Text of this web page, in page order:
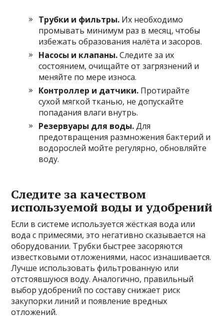
Трубки и фильтры. Их необходимо
промывать минимум раз в месяц, чтобы
избежать образования налёта и засоров.
Насосы и клапаны.Следите за их
состоянием, очищайте от загрязнений и
меняйте по мере износа.
Контроллер и датчики. Протирайте
сухой мягкой тканью, не допускайте
попадания влаги внутрь.
Резервуары для воды.Для
предотвращения размножения бактерий и
водорослей мойте регулярно, обновляйте
воду.
Следите за качеством
используемой воды и удобрений
Если в системе используется жёсткая вода или
вода с примесями, это негативно сказывается на
оборудовании. Трубки быстрее засоряются
известковыми отложениями, насос изнашивается.
Лучше использовать фильтрованную или
отстоявшуюся воду. Аналогично, правильный
выбор удобрений по составу снижает риск
закупорки линий и появление вредных
отложений.